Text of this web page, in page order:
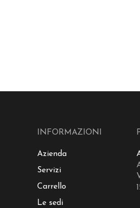
INFORMAZIONI
Azienda
Servizi
Carrello
Le sedi